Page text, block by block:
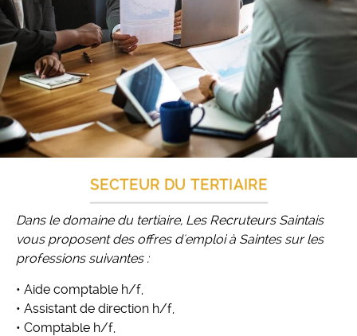
SECTEUR DU TERTIAIRE
Dans le domaine du tertiaire, Les Recruteurs Saintais
vous proposent des offres d'emploi à Saintes sur les
professions suivantes :
• Aide comptable h/f,
• Assistant de direction h/f,
• Comptable h/f,